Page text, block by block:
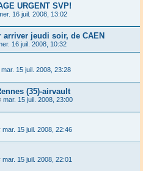
URGENT SVP!
16 juil. 2008, 13:02
jeudi soir, de CAEN
16 juil. 2008, 10:32
mar. 15 juil. 2008, 23:28
(35)-airvault
mar. 15 juil. 2008, 23:00
mar. 15 juil. 2008, 22:46
mar. 15 juil. 2008, 22:01